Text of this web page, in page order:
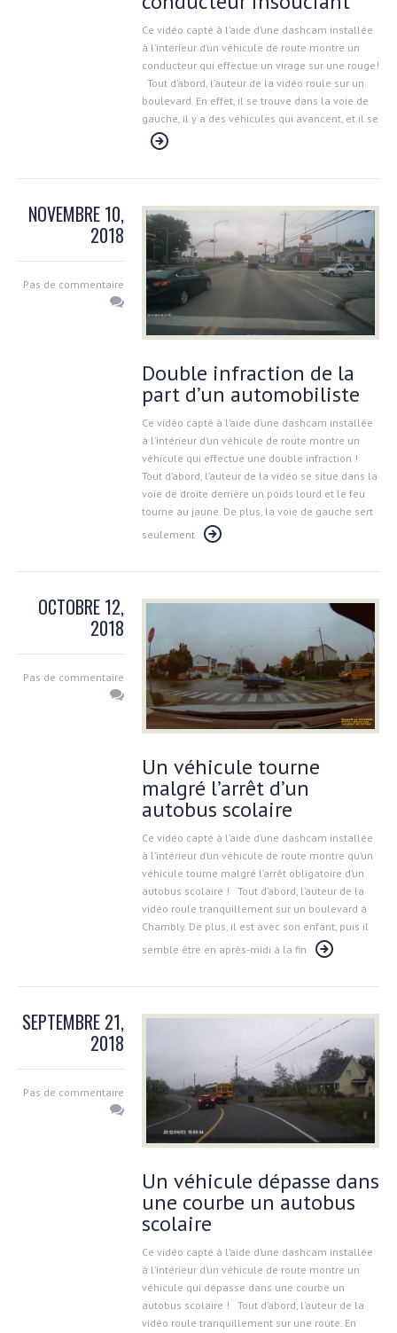
Ce vidéo capté à l’aide d’une dashcam installée
à l’intérieur d’un véhicule de route montre un
conducteur qui effectue un virage sur une rouge!
Tout d’abord, l’auteur de la vidéo roule sur un
boulevard. En effet, il se trouve dans la voie de
gauche, il y a des véhicules qui avancent, et il se
NOVEMBRE 10,
2018
Pas de commentaire
Double infraction de la
part d’un automobiliste
Ce vidéo capté à l’aide d’une dashcam installée
à l’intérieur d’un véhicule de route montre un
véhicule qui effectue une double infraction !
Tout d’abord, l’auteur de la vidéo se situe dans la
voie de droite derrière un poids lourd et le feu
tourne au jaune. De plus, la voie de gauche sert
seulement
OCTOBRE 12,
2018
Pas de commentaire
Un véhicule tourne
malgré l’arrêt d’un
autobus scolaire
Ce vidéo capté à l’aide d’une dashcam installée
à l’intérieur d’un véhicule de route montre qu’un
véhicule tourne malgré l’arrêt obligatoire d’un
autobus scolaire ! Tout d’abord, l’auteur de la
vidéo roule tranquillement sur un boulevard à
Chambly. De plus, il est avec son enfant, puis il
semble être en après-midi à la fin
SEPTEMBRE 21,
2018
Pas de commentaire
Un véhicule dépasse dans
une courbe un autobus
scolaire
Ce vidéo capté à l’aide d’une dashcam installée
à l’intérieur d’un véhicule de route montre un
véhicule qui dépasse dans une courbe un
autobus scolaire ! Tout d’abord, l’auteur de la
vidéo roule tranquillement sur une route. En